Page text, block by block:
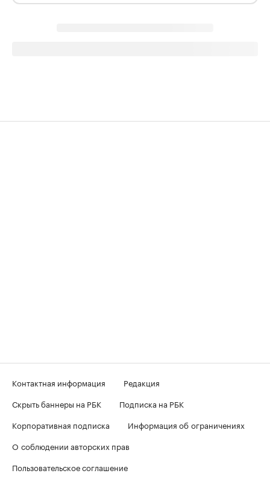
Контактная информация
Редакция
Скрыть баннеры на РБК
Подписка на РБК
Корпоративная подписка
Информация об ограничениях
О соблюдении авторских прав
Пользовательское соглашение